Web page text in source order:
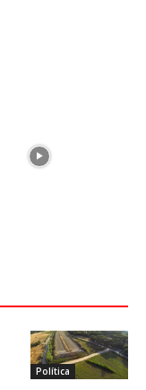
Política